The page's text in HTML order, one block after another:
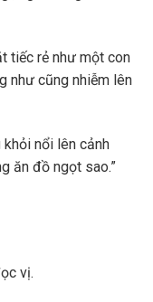
tiếc rẻ như một con
như cũng nhiễm lên
khỏi nổi lên cảnh
ăn đồ ngọt sao.”
vị.